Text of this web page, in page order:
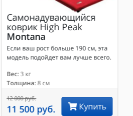
Самонадувающийся
коврик High Peak
Montana
Если ваш рост больше 190 см, эта
модель подойдет вам лучше всего.
Вес:3 кг
Толщина:8 см
12 000 руб.
11 500 руб. Купить